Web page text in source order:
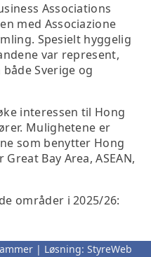
Associations
med Associazione
Spesielt hyggelig
var represent,
Sverige og
interessen til Hong
Mulighetene er
som benytter Hong
Bay Area, ASEAN,
områder i 2025/26:
| Løsning: StyreWeb